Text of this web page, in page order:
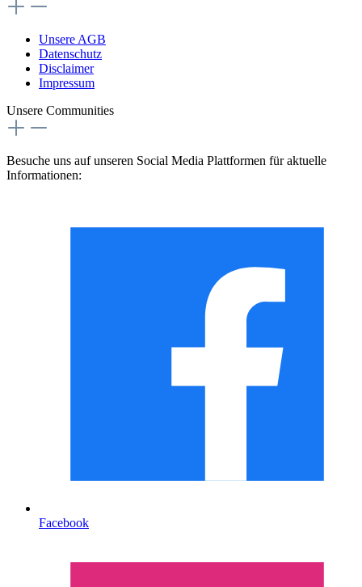
Unsere AGB
Datenschutz
Disclaimer
Impressum
Unsere Communities
Besuche uns auf unseren Social Media Plattformen für aktuelle
Informationen:
Facebook